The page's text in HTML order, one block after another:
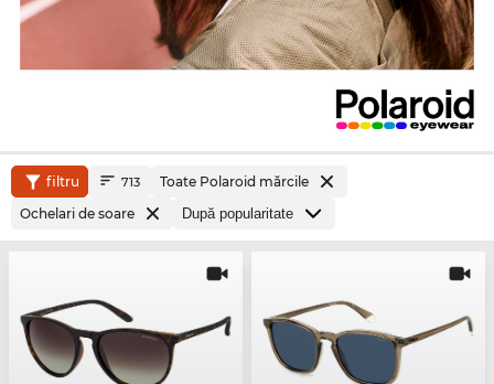
filtru 713
Toate Polaroid mărcile
Ochelari de soare